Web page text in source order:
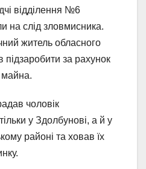
відділення №6
на слід зловмисника.
житель обласного
підзаробити за рахунок
майна.
чоловік
у Здолбунові, а й у
районі та ховав їх